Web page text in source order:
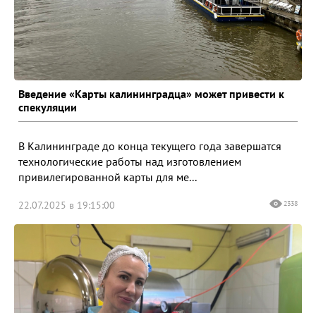
Введение «Карты калининградца» может привести к
спекуляции
В Калининграде до конца текущего года завершатся
технологические работы над изготовлением
привилегированной карты для ме...
22.07.2025 в 19:15:00 2338